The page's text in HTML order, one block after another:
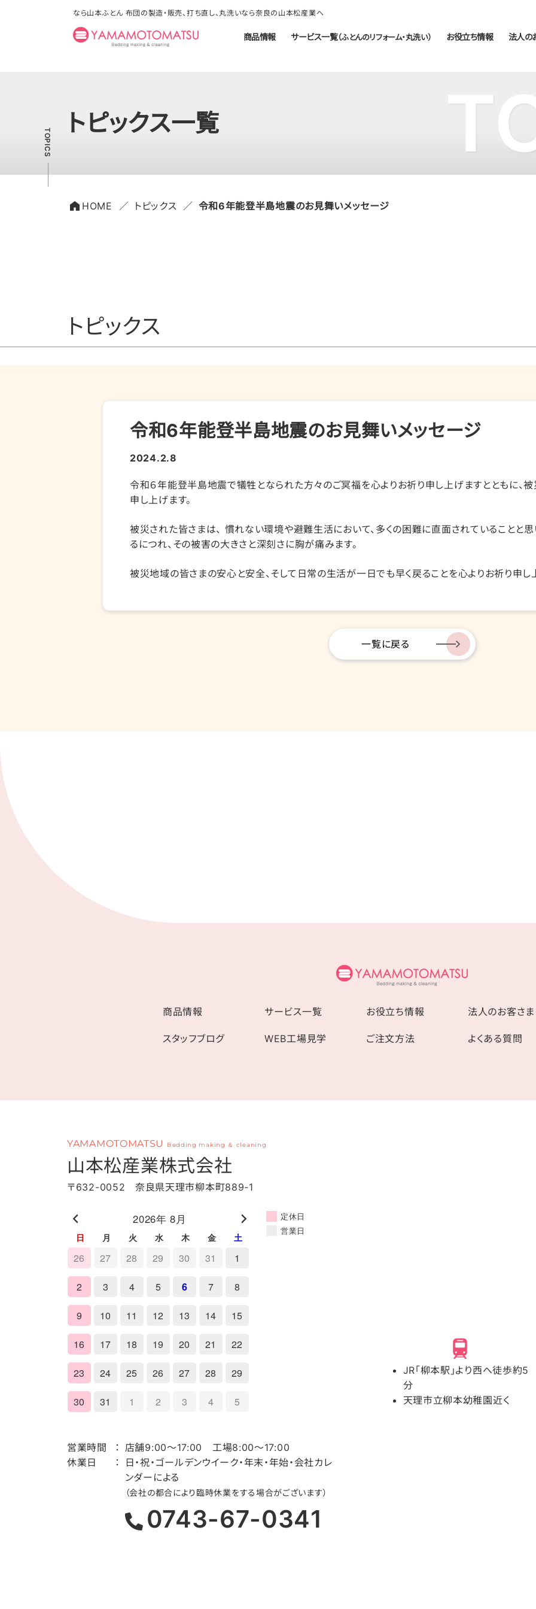
なら山本ふとん 布団の製造・販売、打ち直し、丸洗いなら奈良の山本松産業へ
商品情報 サービス一覧（ふとんのリフォーム・丸洗い） お役立ち情報 法人の
トピックス一覧
HOME トピックス 令和6年能登半島地震のお見舞いメッセージ
トピックス
令和6年能登半島地震のお見舞いメッセージ
2024.2.8
令和６年能登半島地震で犠牲となられた方々のご冥福を心よりお祈り申し上げますとともに、
申し上げます。
被災された皆さまは、 慣れない環境や避難生活において、多くの困難に直面されていることと
るにつれ、その被害の大きさと深刻さに胸が痛みます。
被災地域の皆さまの安心と安全、そして日常の生活が一日でも早く戻ることを心よりお祈り申し
一覧に戻る
商品情報 サービス一覧 お役立ち情報 法人のお客さま
スタッフブログ WEB工場見学 ご注文方法 よくある質問
YAMAMOTOMATSU Bedding making ＆ cleaning
山本松産業株式会社
〒632-0052 奈良県天理市柳本町889-1
2026年 8月
日 月 火 水 木 金 土
26 27 28 29 30 31 1
2 3 4 5 6 7 8
9 10 11 12 13 14 15
16 17 18 19 20 21 22
23 24 25 26 27 28 29
30 31 1 2 3 4 5
定休日
営業日
営業時間
店舗9:00～17:00 工場8:00～17:00
休業日
日・祝・ゴールデンウイーク・年末・年始・会社カレ
ンダーによる
（会社の都合により臨時休業をする場合がございます）
0743-67-0341
JR「柳本駅」より西へ徒歩約5
分
天理市立柳本幼稚園近く